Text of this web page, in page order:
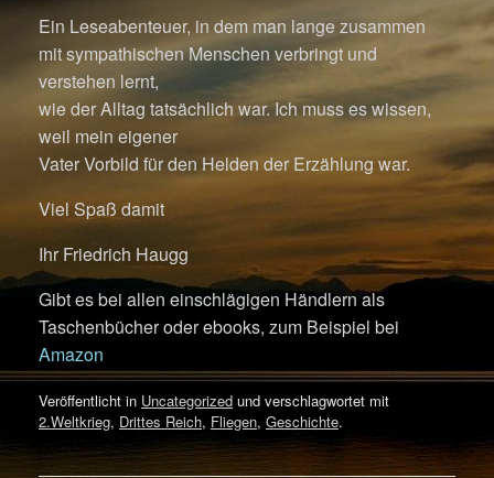
Ein Leseabenteuer, in dem man lange zusammen
mit sympathischen Menschen verbringt und
verstehen lernt,
wie der Alltag tatsächlich war. Ich muss es wissen,
weil mein eigener
Vater Vorbild für den Helden der Erzählung war.
Viel Spaß damit
Ihr Friedrich Haugg
Gibt es bei allen einschlägigen Händlern als
Taschenbücher oder ebooks, zum Beispiel bei
Amazon
Veröffentlicht in Uncategorized und verschlagwortet mit
2.Weltkrieg, Drittes Reich, Fliegen, Geschichte.